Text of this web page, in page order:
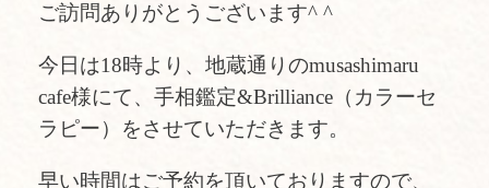
ご訪問ありがとうございます^ ^
今日は18時より、地蔵通りのmusashimaru
cafe様にて、手相鑑定&Brilliance（カラーセ
ラピー）をさせていただきます。
早い時間はご予約を頂いておりますので、